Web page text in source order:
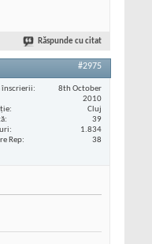
Răspunde cu citat
#2975
înscrierii
8th October
2010
Cluj
39
1.834
Rep
38